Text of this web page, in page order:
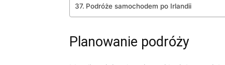
Podróże samochodem ⁤po Irlandii
Planowanie podróży